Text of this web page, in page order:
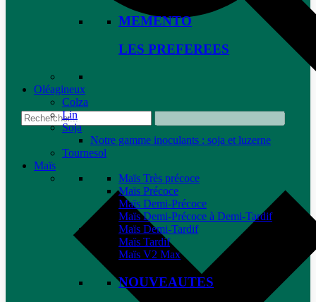
MEMENTO
LES PREFEREES
Oléagineux
Colza
Lin
Soja
Notre gamme inoculants : soja et luzerne
Tournesol
Maïs
Maïs Très précoce
Maïs Précoce
Maïs Demi-Précoce
Maïs Demi-Précoce à Demi-Tardif
Maïs Demi-Tardif
Maïs Tardif
Maïs V2 Max
NOUVEAUTES